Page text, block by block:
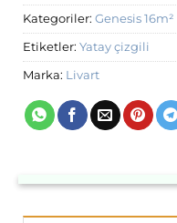
Kategoriler: Genesis 16m²
Etiketler: Yatay çizgili
Marka: Livart